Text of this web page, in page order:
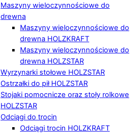
Maszyny wieloczynnościowe do
drewna
Maszyny wieloczynnościowe do
drewna HOLZKRAFT
Maszyny wieloczynnościowe do
drewna HOLZSTAR
Wyrzynarki stołowe HOLZSTAR
Ostrzałki do pił HOLZSTAR
Stojaki pomocnicze oraz stoły rolkowe
HOLZSTAR
Odciągi do trocin
Odciągi trocin HOLZKRAFT